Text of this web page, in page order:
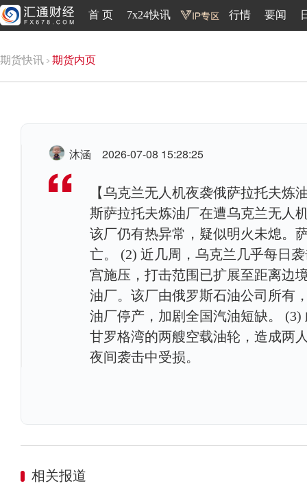
首 页 7x24快讯 行情 要闻
期货快讯 期货内页
沐涵 2026-07-08 15:28:25
【乌克兰无人机夜袭俄萨拉托夫炼
斯萨拉托夫炼油厂在遭乌克兰无人
该厂仍有热异常，疑似明火未熄。
亡。 (2) 近几周，乌克兰几乎每日
宫施压，打击范围已扩展至距离边
油厂。该厂由俄罗斯石油公司所有
油厂停产，加剧全国汽油短缺。
甘罗格湾的两艘空载油轮，造成两
夜间袭击中受损。
相关报道